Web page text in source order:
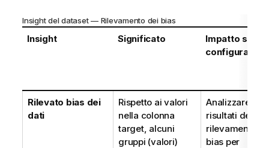
Insight del dataset — Rilevamento dei bias
Insight Significato
Impatto sulla
Rilevato bias dei
dati
Rispetto ai valori
nella colonna
target, alcuni
gruppi (valori)
Analizzare i
risultati del
rilevamento
bias per